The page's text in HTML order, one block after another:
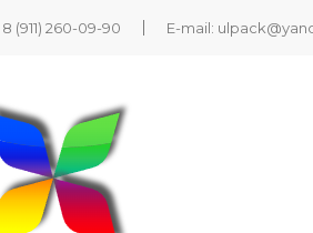
8 (911) 260-09-90 E-mail: